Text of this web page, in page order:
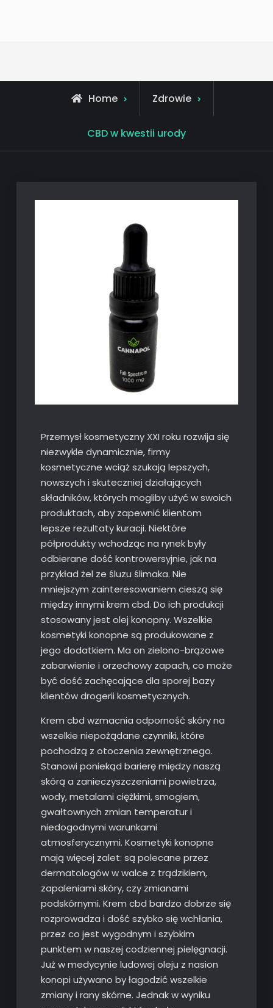
Home Zdrowie
CBD w kwestii urody
Przemysł kosmetyczny XXI roku rozwija się
niezwykle dynamicznie, firmy
kosmetyczne wciąż szukają lepszych,
nowszych i skuteczniej działających
składników, których mogliby użyć w swoich
produktach, aby zapewnić klientom
lepsze rezultaty kuracji. Niektóre
półprodukty wchodząc na rynek były
odbierane dość kontrowersyjnie, jak na
przykład żel ze śluzu ślimaka. Nie
mniejszym zainteresowaniem cieszą się
między innymi krem cbd. Do ich produkcji
stosowany jest olej konopny. Wszelkie
kosmetyki konopne są produkowane z
jego dodatkiem. Ma on zielono-brązowe
zabarwienie i orzechowy zapach, co może
być dość zachęcające dla sporej bazy
klientów drogerii kosmetycznych.
Krem cbd wzmacnia odporność skóry na
wszelkie niepożądane czynniki, które
pochodzą z otoczenia zewnętrznego.
Stanowi poniekąd barierę między naszą
skórą a zanieczyszczeniami powietrza,
wody, metalami ciężkimi, smogiem,
gwałtownych zmian temperatur i
niedogodnymi warunkami
atmosferycznymi. Kosmetyki konopne
mają więcej zalet: są polecane przez
dermatologów w walce z trądzikiem,
zapaleniami skóry, czy zmianami
podskórnymi. Krem cbd bardzo dobrze się
rozprowadza i dość szybko się wchłania,
przez co jest wygodnym i szybkim
punktem w naszej codziennej pielęgnacji.
Już w medycynie ludowej oleju z nasion
konopi używano by łagodzić wszelkie
zmiany i rany skórne. Jednak w wyniku